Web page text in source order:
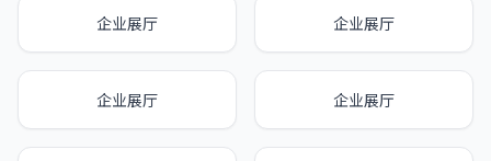
企业展厅 企业展厅
企业展厅 企业展厅